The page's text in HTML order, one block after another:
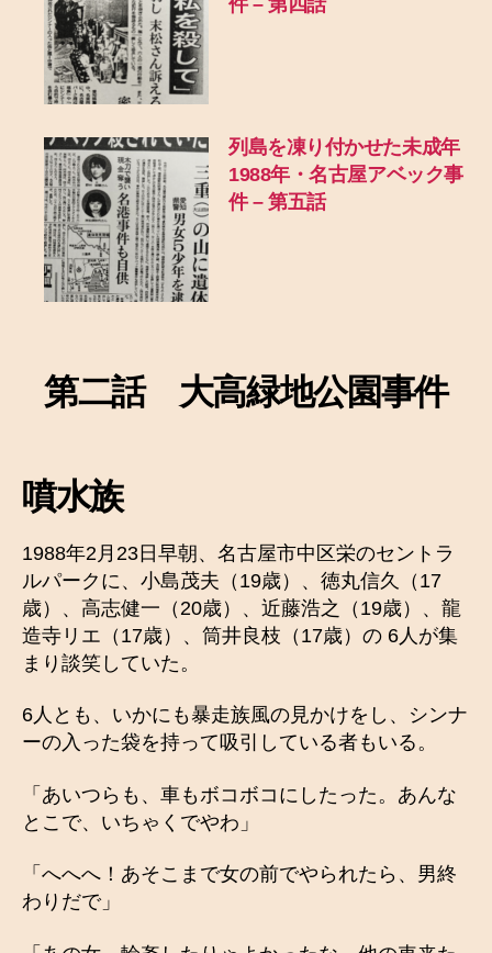
列島を凍り付かせた未成年
1988年・名古屋アベック事
件 – 第五話
第二話 大高緑地公園事件
噴水族
1988年2月23日早朝、名古屋市中区栄のセントラ
ルパークに、小島茂夫（19歳）、徳丸信久（17
歳）、高志健一（20歳）、近藤浩之（19歳）、龍
造寺リエ（17歳）、筒井良枝（17歳）の 6人が集
まり談笑していた。
6人とも、いかにも暴走族風の見かけをし、シンナ
ーの入った袋を持って吸引している者もいる。
「あいつらも、車もボコボコにしたった。あんな
とこで、いちゃくでやわ」
「へへへ！あそこまで女の前でやられたら、男終
わりだで」